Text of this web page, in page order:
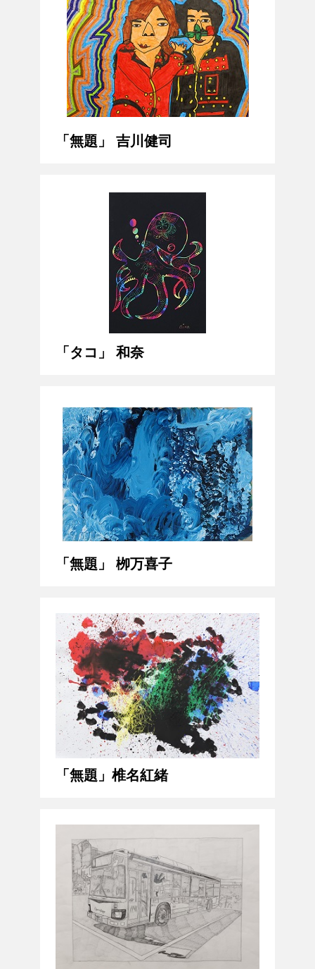
「無題」 吉川健司
「タコ」 和奈
「無題」 栁万喜子
「無題」椎名紅緒